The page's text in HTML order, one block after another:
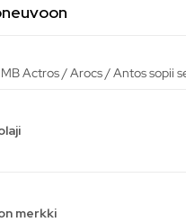
Actros / Arocs / Antos sopii
merkki